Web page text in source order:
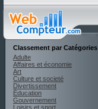
Classement par Catégories
Adulte
Affaires et économie
Art
Culture et societé
Divertissement
Éducation
Gouvernement
Loisirs et sport